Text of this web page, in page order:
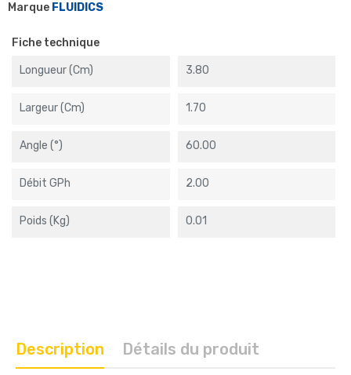
Marque FLUIDICS
Fiche technique
Longueur (cm) 3.80
Largeur (cm) 1.70
Angle (°) 60.00
Débit GPh 2.00
Poids (kg) 0.01
Description Détails du produit